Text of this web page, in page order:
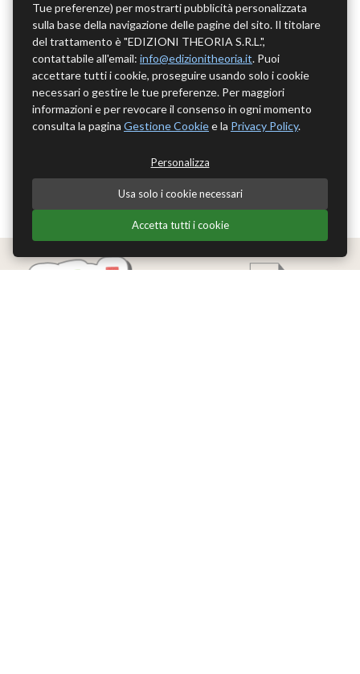
Tue preferenze) per mostrarti pubblicità personalizzata
sulla base della navigazione delle pagine del sito. Il titolare
del trattamento è "EDIZIONI THEORIA S.R.L.",
contattabile all'email: info@edizionitheoria.it. Puoi
accettare tutti i cookie, proseguire usando solo i cookie
necessari o gestire le tue preferenze. Per maggiori
informazioni e per revocare il consenso in ogni momento
consulta la pagina Gestione Cookiee la Privacy Policy.
Personalizza
Usa solo i cookie necessari
Accetta tutti i cookie